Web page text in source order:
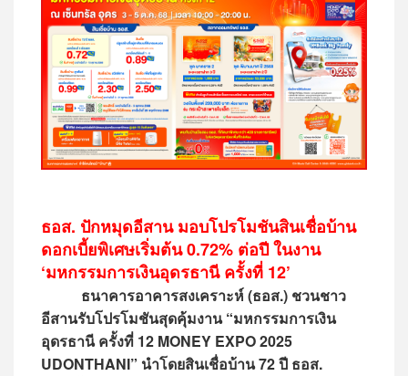
ธอส. ปักหมุดอีสาน มอบโปรโมชันสินเชื่อบ้าน
ดอกเบี้ยพิเศษเริ่มต้น 0.72% ต่อปี ในงาน
‘มหกรรมการเงินอุดรธานี ครั้งที่ 12’
ธนาคารอาคารสงเคราะห์ (ธอส.) ชวนชาว
อีสานรับโปรโมชันสุดคุ้มงาน “มหกรรมการเงิน
อุดรธานี ครั้งที่ 12 MONEY EXPO 2025
UDONTHANI” นำโดยสินเชื่อบ้าน 72 ปี ธอส.